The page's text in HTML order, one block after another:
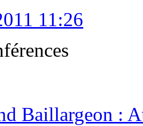
11:26
Baillargeon :